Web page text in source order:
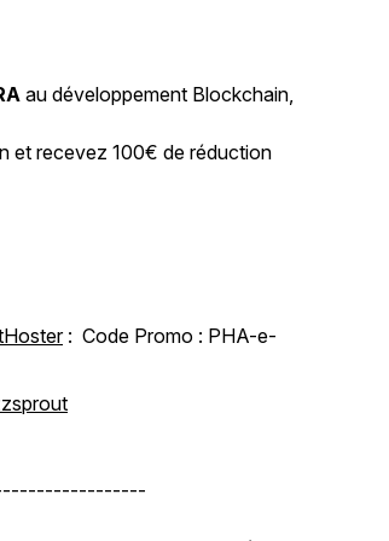
au développement Blockchain,
et recevez 100€ de réduction
: Code Promo : PHA-e-